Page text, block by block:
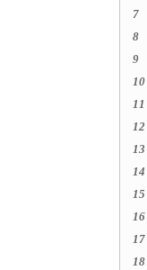
7
8
9
10
11
12
13
14
15
16
17
18